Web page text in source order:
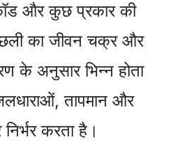
और कुछ प्रकार की
का जीवन चक्र और
के अनुसार भिन्न होता
तापमान और
करता है।